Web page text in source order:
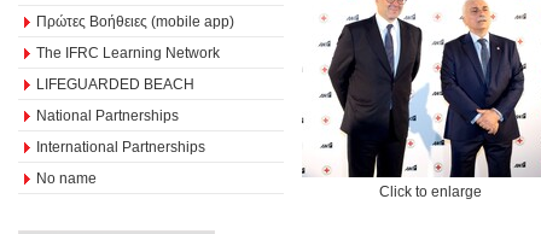
Πρώτες Βοήθειες (mobile app)
The IFRC Learning Network
LIFEGUARDED BEACH
National Partnerships
International Partnerships
No name
Click to enlarge